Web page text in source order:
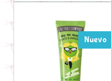
Nuevo